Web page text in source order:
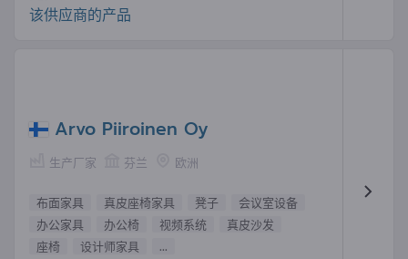
该供应商的产品
Arvo Piiroinen Oy
生产厂家 芬兰 欧洲
布面家具 真皮座椅家具 凳子
会议室设备
办公家具
办公椅 视频系统
真皮沙发
座椅
设计师家具 ...